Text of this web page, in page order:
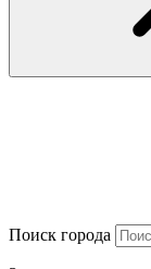
Поиск города